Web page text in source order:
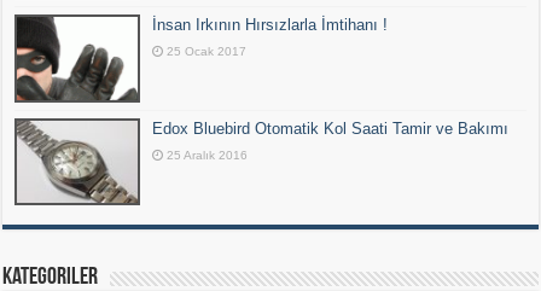
İnsan Irkının Hırsızlarla İmtihanı !
25 Ocak 2017
Edox Bluebird Otomatik Kol Saati Tamir ve Bakımı
25 Aralık 2016
Kategoriler